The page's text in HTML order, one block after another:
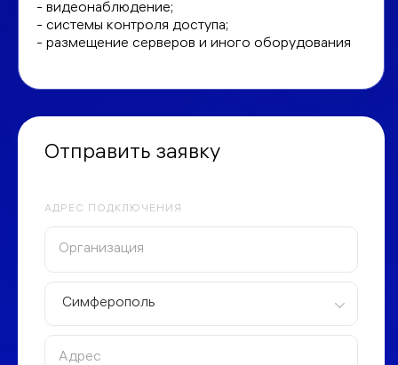
- видеонаблюдение;
- системы контроля доступа;
- размещение серверов и иного оборудования
Отправить заявку
АДРЕС ПОДКЛЮЧЕНИЯ
Симферополь